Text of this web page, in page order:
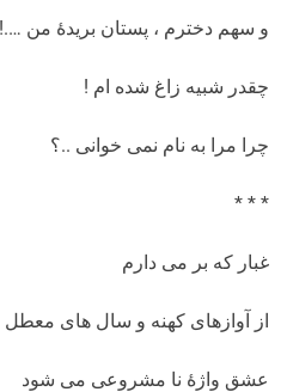
و سهم دخترم ، پستان بریدۀ من ….!
چقدر شبیه زاغ شده ام !
چرا مرا به نام نمی خوانی ..؟
* * *
غبار که بر می دارم
از آوازهای کهنه و سال های معطل
عشق واژۀ نا مشروعی می شود